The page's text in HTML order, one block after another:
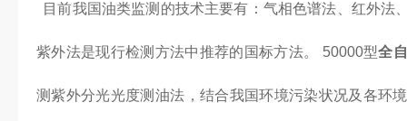
目前我国油类监测的技术主要有：气相色谱法、红外法
紫外法是现行检测方法中推荐的国标方法。 50000型全
测紫外分光光度测油法，结合我国环境污染状况及各环